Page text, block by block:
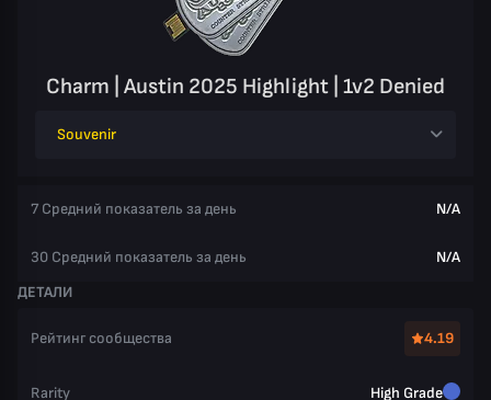
Charm | Austin 2025 Highlight | 1v2 Denied
Souvenir
7 Средний показатель за день N/A
30 Средний показатель за день
N/A
ДЕТАЛИ
Рейтинг сообщества 4.19
Rarity High Grade